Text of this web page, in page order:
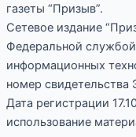
газеты “Призыв”.
Сетевое издание
Федеральной службой
информационных
номер
Дата регистрации
использование